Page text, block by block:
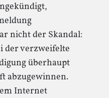
nicht der Skandal:
der verzweifelte
überhaupt
abzugewinnen.
Internet